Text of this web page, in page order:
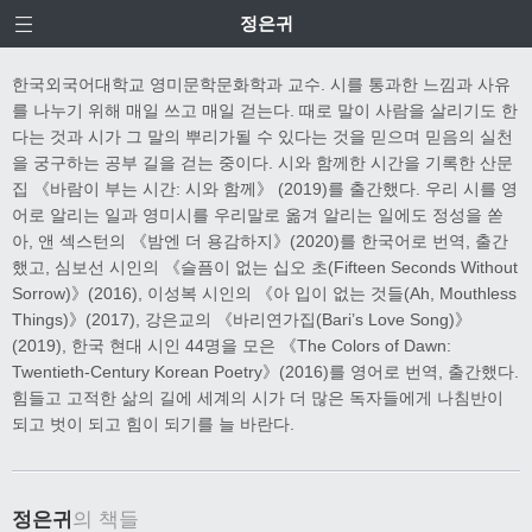
정은귀
한국외국어대학교 영미문학문화학과 교수. 시를 통과한 느낌과 사유
를 나누기 위해 매일 쓰고 매일 걷는다. 때로 말이 사람을 살리기도 한
다는 것과 시가 그 말의 뿌리가될 수 있다는 것을 믿으며 믿음의 실천
을 궁구하는 공부 길을 걷는 중이다. 시와 함께한 시간을 기록한 산문
집 《바람이 부는 시간: 시와 함께》 (2019)를 출간했다. 우리 시를 영
어로 알리는 일과 영미시를 우리말로 옮겨 알리는 일에도 정성을 쏟
아, 앤 섹스턴의 《밤엔 더 용감하지》(2020)를 한국어로 번역, 출간
했고, 심보선 시인의 《슬픔이 없는 십오 초(Fifteen Seconds Without
Sorrow)》(2016), 이성복 시인의 《아 입이 없는 것들(Ah, Mouthless
Things)》(2017), 강은교의 《바리연가집(Bari’s Love Song)》
(2019), 한국 현대 시인 44명을 모은 《The Colors of Dawn:
Twentieth-Century Korean Poetry》(2016)를 영어로 번역, 출간했다.
힘들고 고적한 삶의 길에 세계의 시가 더 많은 독자들에게 나침반이
되고 벗이 되고 힘이 되기를 늘 바란다.
정은귀 의 책들